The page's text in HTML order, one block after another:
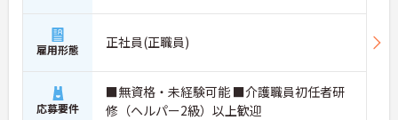
雇用形態 正社員(正職員)
応募要件
■無資格・未経験可能 ■介護職員初任者研
修（ヘルパー2級）以上歓迎